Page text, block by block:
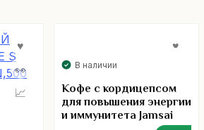
В наличии
Кофе с кордицепсом
для повышения энергии
и иммунитета Jamsai